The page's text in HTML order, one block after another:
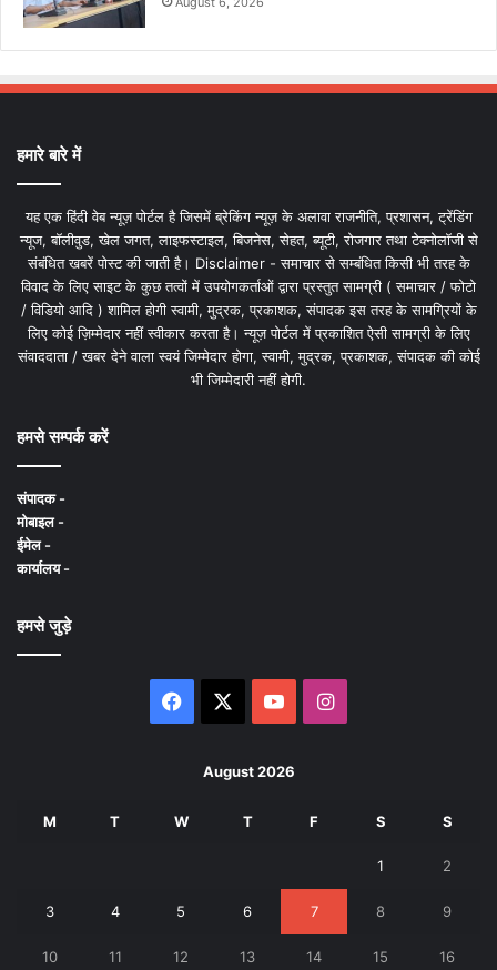
हमारे बारे में
यह एक हिंदी वेब न्यूज़ पोर्टल है जिसमें ब्रेकिंग न्यूज़ के अलावा राजनीति, प्रशासन, ट्रेंडिंग
न्यूज, बॉलीवुड, खेल जगत, लाइफस्टाइल, बिजनेस, सेहत, ब्यूटी, रोजगार तथा टेक्नोलॉजी से
संबंधित खबरें पोस्ट की जाती है। Disclaimer - समाचार से सम्बंधित किसी भी तरह के
विवाद के लिए साइट के कुछ तत्वों में उपयोगकर्ताओं द्वारा प्रस्तुत सामग्री ( समाचार / फोटो
/ विडियो आदि ) शामिल होगी स्वामी, मुद्रक, प्रकाशक, संपादक इस तरह के सामग्रियों के
लिए कोई ज़िम्मेदार नहीं स्वीकार करता है। न्यूज़ पोर्टल में प्रकाशित ऐसी सामग्री के लिए
संवाददाता / खबर देने वाला स्वयं जिम्मेदार होगा, स्वामी, मुद्रक, प्रकाशक, संपादक की कोई
भी जिम्मेदारी नहीं होगी.
हमसे सम्पर्क करें
संपादक -
मोबाइल -
ईमेल -
कार्यालय -
हमसे जुड़े
Facebook YouTubeInstagram
August 2026
M T W T F S S
1 2
3 4 5 6 7 8 9
10 11 12 13 14 15 16